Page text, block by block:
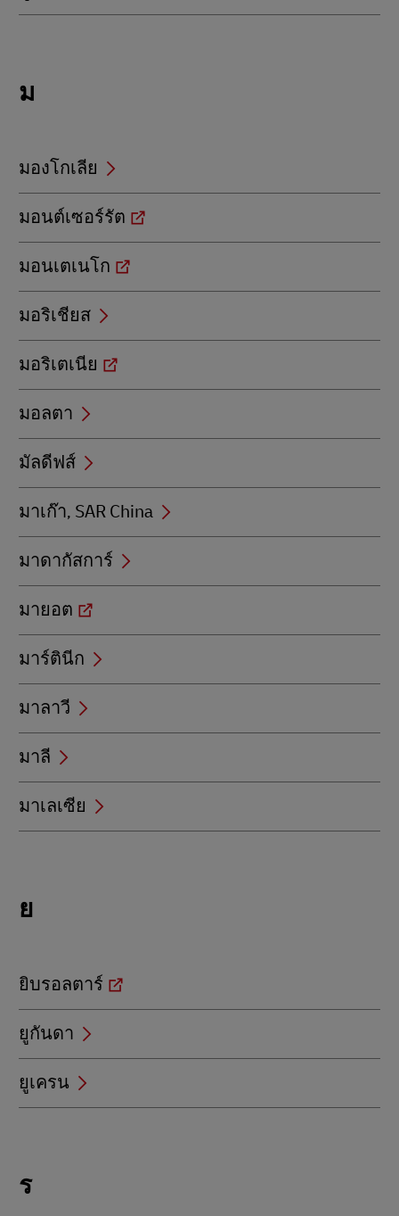
beginning
ม
มองโกเลีย
มอนต์เซอร์รัต
มอนเตเนโก
มอริเชียส
มอริเตเนีย
มอลตา
มัลดีฟส์
มาเก๊า, SAR China
มาดากัสการ์
มายอต
มาร์ตินีก
มาลาวี
มาลี
มาเลเซีย
beginning
ย
ยิบรอลตาร์
ยูกันดา
ยูเครน
beginning
ร